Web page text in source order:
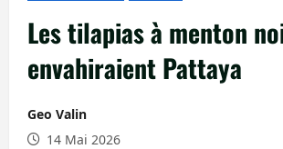
Les tilapias à menton
envahiraient Pattaya
Geo Valin
14 Mai 2026